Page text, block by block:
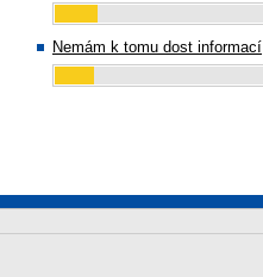
Nemám k tomu dost informací